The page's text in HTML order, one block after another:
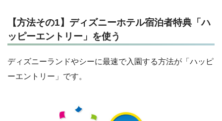
【方法その1】ディズニーホテル宿泊者特典「ハ
ッピーエントリー」を使う
ディズニーランドやシーに最速で入園する方法が「ハッピ
ーエントリー」です。